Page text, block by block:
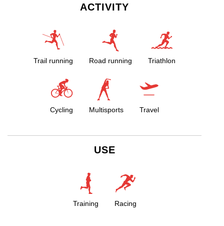
ACTIVITY
Trail running Road running Triathlon
Cycling Multisports Travel
USE
Training Racing